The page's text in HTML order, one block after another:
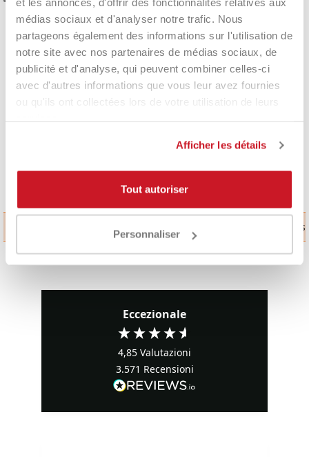
médias sociaux et d'analyser notre trafic. Nous
partageons également des informations sur l'utilisation de
notre site avec nos partenaires de médias sociaux, de
publicité et d'analyse, qui peuvent combiner celles-ci
avec d'autres informations que vous leur avez fournies
ou qu'ils ont collectées lors de votre utilisation de leurs
Afficher les détails
Tout autoriser
Personnaliser
La tecnologia Woofer è brevetto esclusivo di Babolat. E' la
prima tecnologia che rende interattivi telaio e corde
all'impatto della palla. Il tempo di contatto tra palla e corde
aumenta del 25%. Ciò garantisce maggiore controllo e
assicura un'elevata sensazione di comfort.
Product Same Category
No
Eccezionale
4,85 Valutazioni
3.571 Recensioni